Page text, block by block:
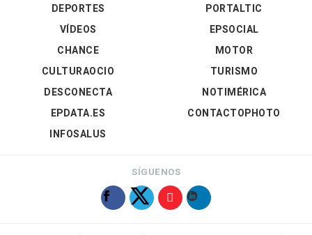
DEPORTES
VÍDEOS
PORTALTIC
EPSOCIAL
CHANCE
CULTURAOCIO
DESCONECTA
EPDATA.ES
INFOSALUS
MOTOR
TURISMO
NOTIMÉRICA
CONTACTOPHOTO
SÍGUENOS